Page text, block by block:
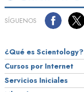
SÍGUENOS
¿Qué es Scientology?
Cursos por Internet
Servicios Iniciales